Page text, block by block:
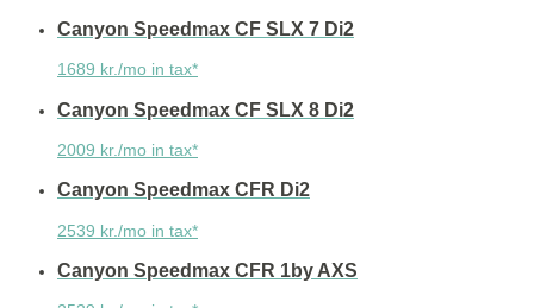
Canyon Speedmax CF SLX 7 Di2
1689 kr./mo in tax*
Canyon Speedmax CF SLX 8 Di2
2009 kr./mo in tax*
Canyon Speedmax CFR Di2
2539 kr./mo in tax*
Canyon Speedmax CFR 1by AXS